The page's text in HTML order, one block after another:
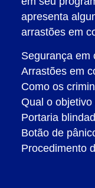
apresenta
arrastões em
Segurança em
Arrastões em
Como os
Qual o
Portaria
Botão de
Procedimento